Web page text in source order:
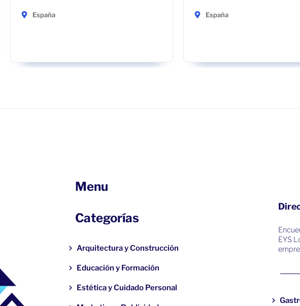
España España
Menu
Categorías
Arquitectura y Construcción
Educación y Formación
Estética y Cuidado Personal
EYS